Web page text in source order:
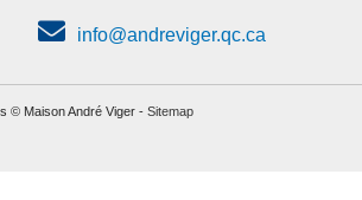
info@andreviger.qc.ca
© Maison André Viger - Sitemap